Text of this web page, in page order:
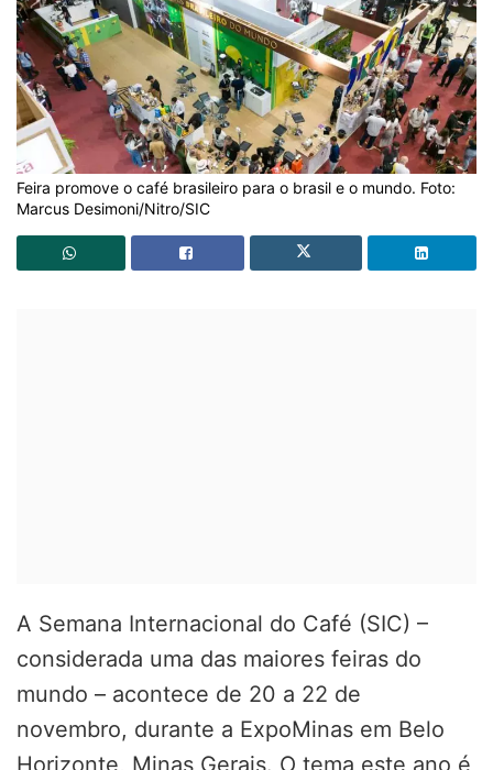
Feira promove o café brasileiro para o brasil e o mundo. Foto:
Marcus Desimoni/Nitro/SIC
A Semana Internacional do Café (SIC) –
considerada uma das maiores feiras do
mundo – acontece de 20 a 22 de
novembro, durante a ExpoMinas em Belo
Horizonte, Minas Gerais. O tema este ano é